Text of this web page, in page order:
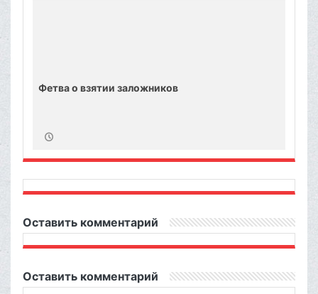
Фетва о взятии заложников
Оставить комментарий
Оставить комментарий